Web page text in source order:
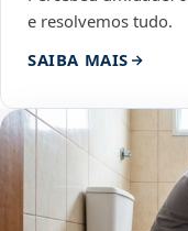
e resolvemos tudo.
SAIBA MAIS